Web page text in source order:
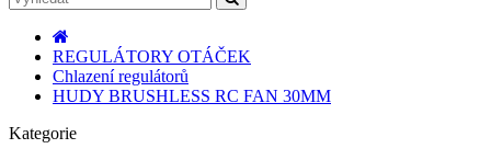
REGULÁTORY OTÁČEK
Chlazení regulátorů
HUDY BRUSHLESS RC FAN 30MM
Kategorie